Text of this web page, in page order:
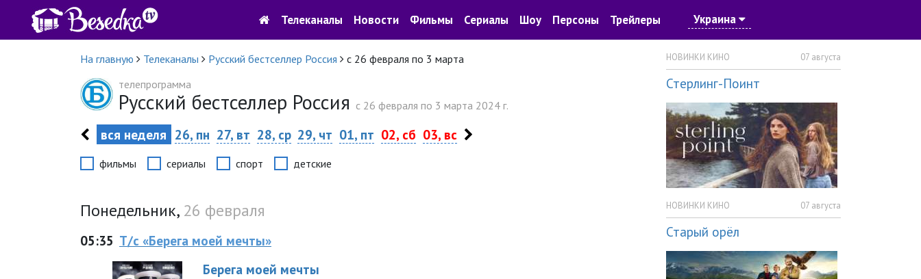
Телеканалы Новости Фильмы Сериалы Шоу Персоны Трейлеры Украина
На главную Телеканалы Русский бестселлер Россия
с 26 февраля по 3 марта
телепрограмма
Русский бестселлер Россия c 26 февраля по 3 марта 2024 г.
вся неделя 26, пн 27, вт 28, ср 29, чт 01, пт 02, сб 03, вс
фильмы сериалы спорт детские
Понедельник, 26 февраля
05:35 Т/с «Берега моей мечты»
Берега моей мечты
НОВИНКИ КИНО 07 августа
Стерлинг-Поинт
НОВИНКИ КИНО 07 августа
Старый орёл